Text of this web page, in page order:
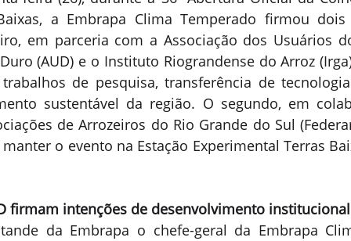
a Embrapa Clima Temperado firmou
em parceria com a Associação dos Usuários
(AUD) e o Instituto Riograndense do Arroz
de pesquisa, transferência de
sustentável da região. O segundo, em
de Arrozeiros do Rio Grande do Sul
o evento na Estação Experimental Terras
firmam intenções de desenvolvimento institucional
da Embrapa o chefe-geral da Embrapa